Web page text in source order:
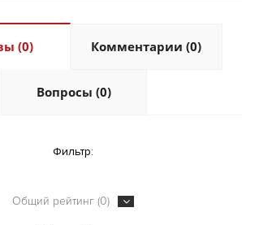
(0) Комментарии (0)
Вопросы (0)
Фильтр:
Общий рейтинг (0)